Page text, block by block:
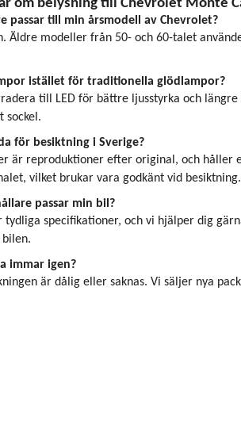
om belysning till Chevrolet Monte
passar till min årsmodell av Chevrolet?
Äldre modeller från 50- och 60-talet
istället för traditionella glödlampor?
till LED för bättre ljusstyrka och
sockel.
för besiktning i Sverige?
är reproduktioner efter original, och håller
vilket brukar vara godkänt vid besiktning.
passar min bil?
specifikationer, och vi hjälper dig
immar igen?
är dålig eller saknas. Vi säljer nya